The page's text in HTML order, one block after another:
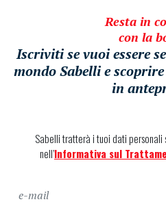
Resta in
con la
Iscriviti se vuoi essere
mondo Sabelli e
in
Sabelli tratterà i tuoi dati
nell’Informativa sul